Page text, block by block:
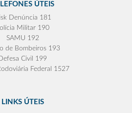
ÚTEIS
Denúncia 181
Militar 190
SAMU 192
de Bombeiros 193
Civil 199
Federal 1527
LINKS ÚTEIS